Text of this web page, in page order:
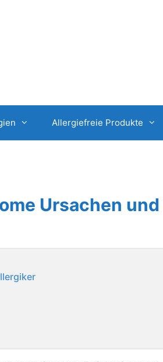
Allergiefreie Produkte
Ursachen und